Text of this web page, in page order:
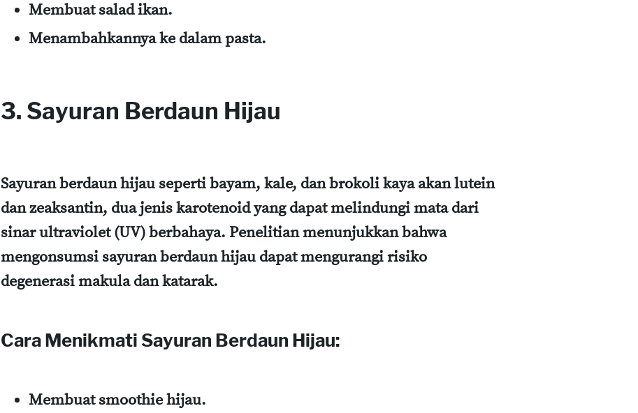
Membuat salad ikan.
Menambahkannya ke dalam pasta.
3. Sayuran Berdaun Hijau
Sayuran berdaun hijau seperti bayam, kale, dan brokoli kaya akan lutein
dan zeaksantin, dua jenis karotenoid yang dapat melindungi mata dari
sinar ultraviolet (UV) berbahaya. Penelitian menunjukkan bahwa
mengonsumsi sayuran berdaun hijau dapat mengurangi risiko
degenerasi makula dan katarak.
Cara Menikmati Sayuran Berdaun Hijau:
Membuat smoothie hijau.